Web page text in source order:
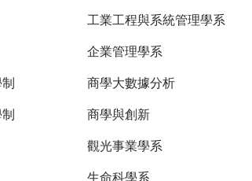
工業工程與系統管理學系
企業管理學系
商學大數據分析
商學與創新
觀光事業學系
生命科學系